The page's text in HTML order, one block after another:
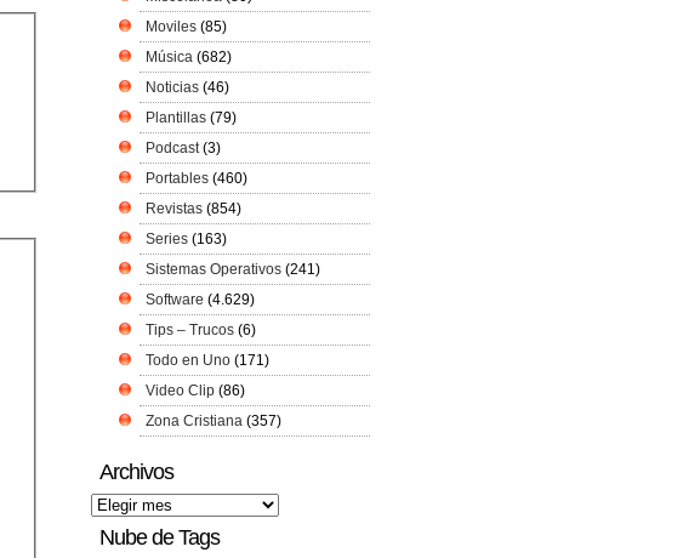
Moviles (85)
Música (682)
Noticias (46)
Plantillas (79)
Podcast(3)
Portables (460)
Revistas (854)
Series (163)
Sistemas Operativos (241)
Software (4.629)
Tips – Trucos (6)
Todo en Uno (171)
Video Clip (86)
Zona Cristiana (357)
Archivos
Nube de Tags